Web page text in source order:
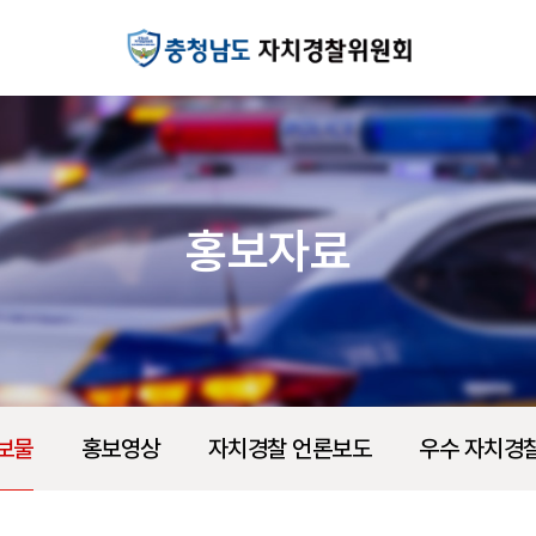
홍보자료
물 홍보영상 자치경찰 언론보도 우수 자치경